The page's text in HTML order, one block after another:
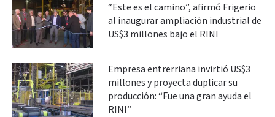
“Este es el camino”, afirmó Frigerio
al inaugurar ampliación industrial de
US$3 millones bajo el RINI
Empresa entrerriana invirtió US$3
millones y proyecta duplicar su
producción: “Fue una gran ayuda el
RINI”